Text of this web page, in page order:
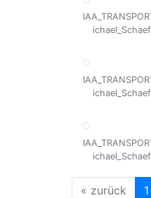
« zurück 1